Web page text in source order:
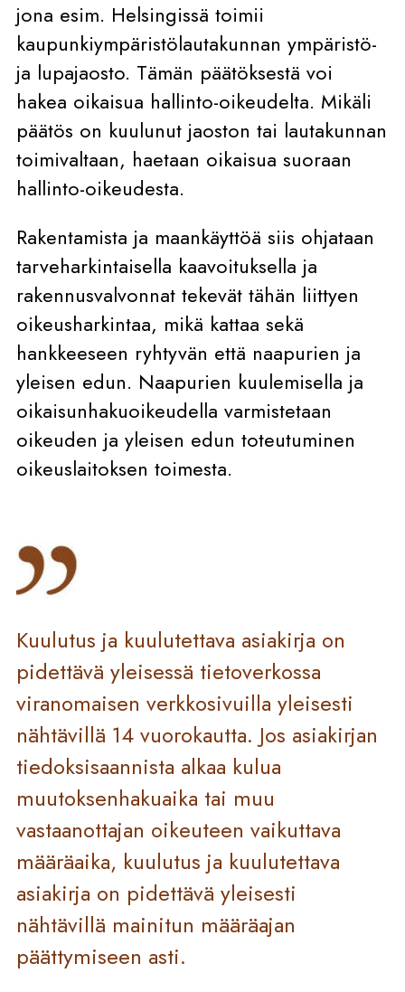
jona esim. Helsingissä toimii
kaupunkiympäristölautakunnan ympäristö-
ja lupajaosto. Tämän päätöksestä voi
hakea oikaisua hallinto-oikeudelta. Mikäli
päätös on kuulunut jaoston tai lautakunnan
toimivaltaan, haetaan oikaisua suoraan
hallinto-oikeudesta.
Rakentamista ja maankäyttöä siis ohjataan
tarveharkintaisella kaavoituksella ja
rakennusvalvonnat tekevät tähän liittyen
oikeusharkintaa, mikä kattaa sekä
hankkeeseen ryhtyvän että naapurien ja
yleisen edun. Naapurien kuulemisella ja
oikaisunhakuoikeudella varmistetaan
oikeuden ja yleisen edun toteutuminen
oikeuslaitoksen toimesta.
Kuulutus ja kuulutettava asiakirja on
pidettävä yleisessä tietoverkossa
viranomaisen verkkosivuilla yleisesti
nähtävillä 14 vuorokautta. Jos asiakirjan
tiedoksisaannista alkaa kulua
muutoksenhakuaika tai muu
vastaanottajan oikeuteen vaikuttava
määräaika, kuulutus ja kuulutettava
asiakirja on pidettävä yleisesti
nähtävillä mainitun määräajan
päättymiseen asti.